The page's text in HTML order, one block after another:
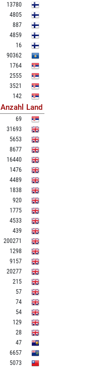
13780
4805
887
4859
16
90362
1764
2555
3521
142
Anzahl Land
69
31693
5653
8677
16440
1476
4489
1838
920
1775
4533
439
200271
1298
9157
20277
215
57
74
54
129
28
47
6657
5073